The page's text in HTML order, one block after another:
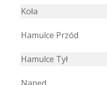
Koła
Hamulce Przód
Hamulce Tył